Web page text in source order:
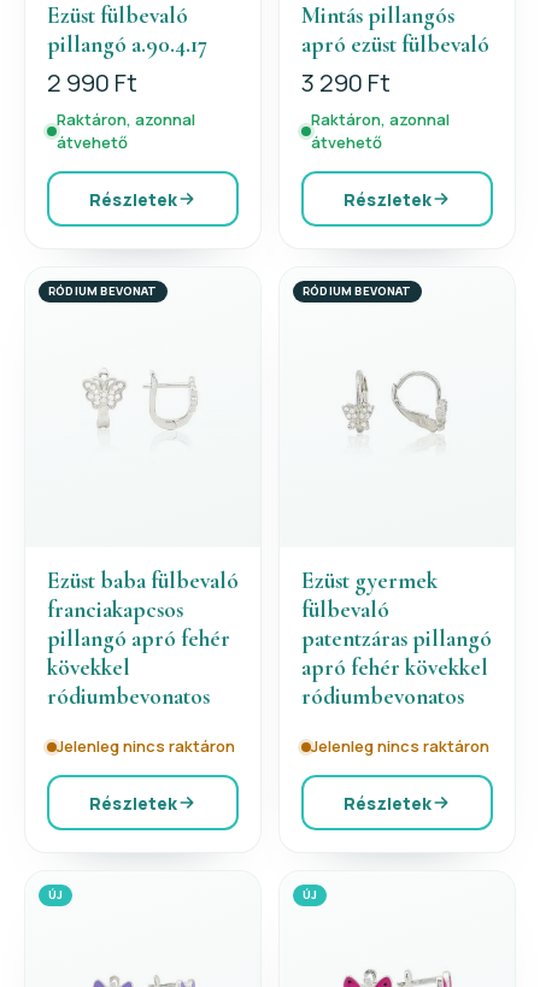
Ezüst fülbevaló
pillangó a.90.4.17
2 990 Ft
Raktáron, azonnal
átvehető
Részletek
Mintás pillangós
apró ezüst fülbevaló
3 290 Ft
Raktáron, azonnal
átvehető
Részletek
RÓDIUM BEVONAT
Ezüst baba fülbevaló
franciakapcsos
pillangó apró fehér
kövekkel
ródiumbevonatos
Jelenleg nincs raktáron
Részletek
RÓDIUM BEVONAT
Ezüst gyermek
fülbevaló
patentzáras pillangó
apró fehér kövekkel
ródiumbevonatos
Jelenleg nincs raktáron
Részletek
ÚJ ÚJ